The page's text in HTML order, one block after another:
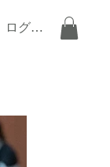
お問い合わせ
ログイン